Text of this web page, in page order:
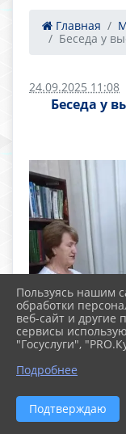
Главная
Беседа у
24.09.2025 11:08
Беседа у
Пользуясь нашим
обработки
веб-сайт и другие
сервисы
"Госуслуги",
Подробнее
Подтверждаю